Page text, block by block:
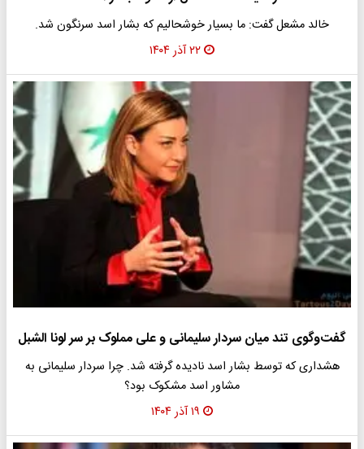
خالد مشعل گفت: ما بسیار خوشحالیم که بشار اسد سرنگون شد.
۲۲ آذر ۱۴۰۴
گفت‌وگوی تند میان سردار سلیمانی و علی مملوک بر سر لونا الشبل
هشداری که توسط بشار اسد نادیده گرفته شد. چرا سردار سلیمانی به
مشاور اسد مشکوک بود؟
۱۹ آذر ۱۴۰۴